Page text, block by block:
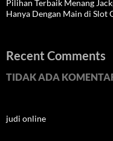
Pilihan Terbaik Menang
Hanya Dengan Main di Slot
Recent Comments
TIDAK ADA
judi online